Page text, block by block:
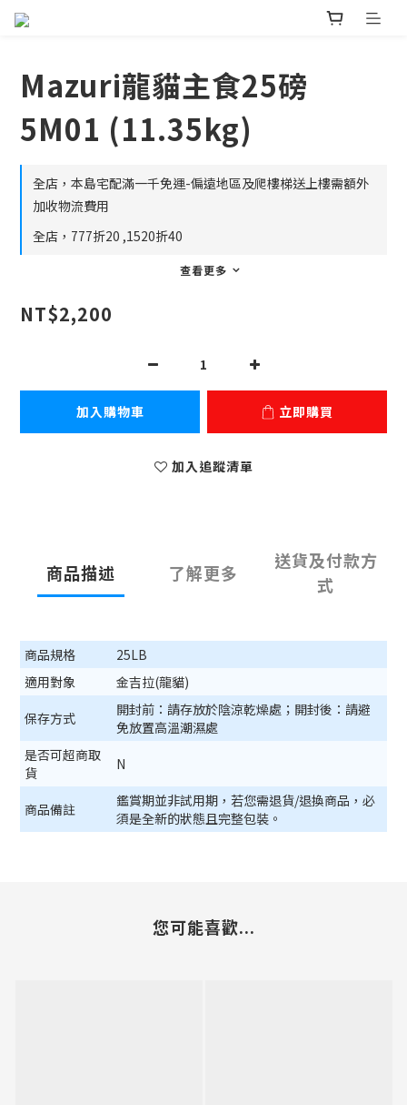
Mazuri龍貓主食25磅
5M01 (11.35kg)
全店，本島宅配滿一千免運-偏遠地區及爬樓梯送上樓需額外
加收物流費用
全店，777折20 ,1520折40
查看更多
NT$2,200
加入購物車 立即購買
加入追蹤清單
商品描述 了解更多
送貨及付款方
式
商品規格
25LB
適用對象
金吉拉(龍貓)
保存方式
開封前：請存放於陰涼乾燥處；開封後：請避
免放置高溫潮濕處
是否可超商取
貨
N
商品備註
鑑賞期並非試用期，若您需退貨/退換商品，必
須是全新的狀態且完整包裝。
您可能喜歡...